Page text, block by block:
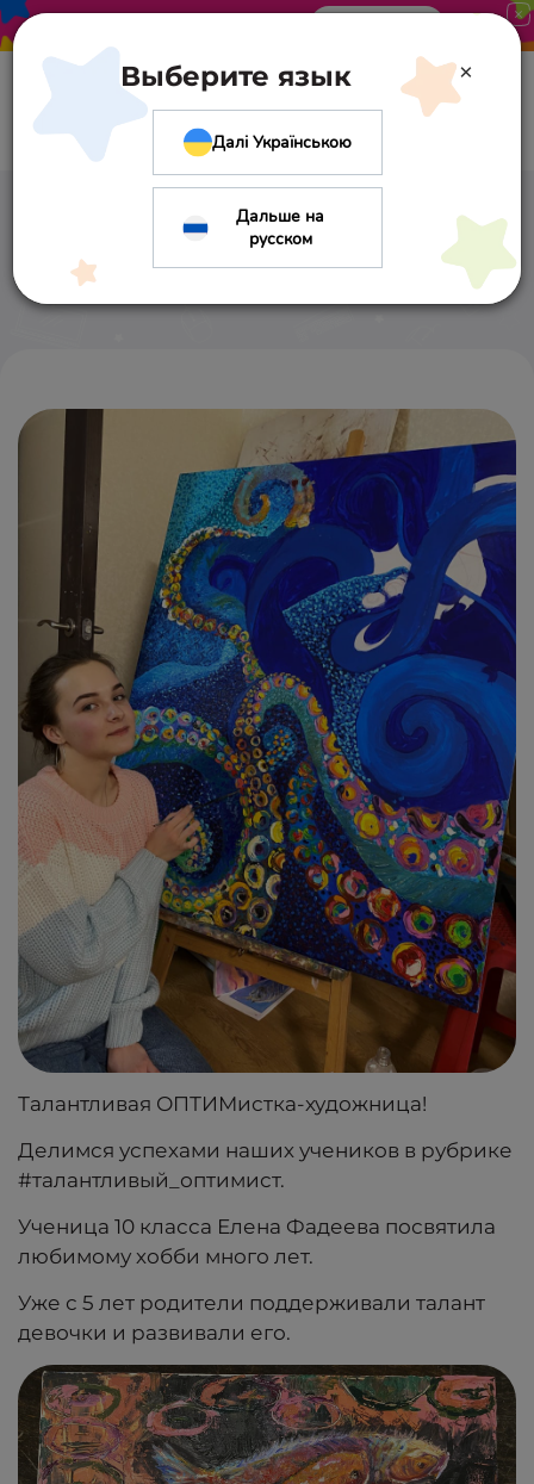
Елена Фадеева
Талантливая ОПТИМистка-художница!
Делимся успехами наших учеников в рубрике
#талантливый_оптимист.
Ученица 10 класса Елена Фадеева посвятила
любимому хобби много лет.
Уже с 5 лет родители поддерживали талант
девочки и развивали его.
×
Выберите язык
Далі Українською
Дальше на
русском